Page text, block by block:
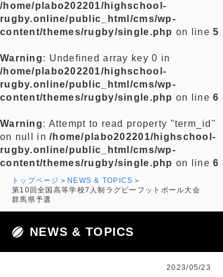
/home/plabo202201/highschool-
rugby.online/public_html/cms/wp-
content/themes/rugby/single.php on line5
Warning: Undefined array key 0 in
/home/plabo202201/highschool-
rugby.online/public_html/cms/wp-
content/themes/rugby/single.php on line6
Warning: Attempt to read property "term_id"
on null in/home/plabo202201/highschool-
rugby.online/public_html/cms/wp-
content/themes/rugby/single.php on line6
トップページ
NEWS & TOPICS
第10回全国高等学校7人制ラグビーフットボール大会
群馬県予選
NEWS & TOPICS
2023/05/23